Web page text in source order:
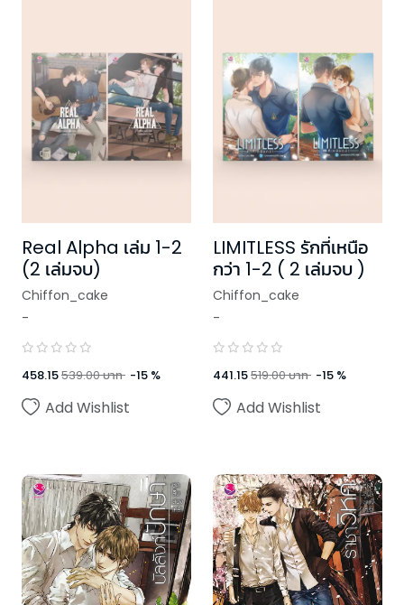
Real Alpha เล่ม 1-2
(2 เล่มจบ)
Chiffon_cake
-
458.15539.00บาท -15 %
Add Wishlist
LIMITLESS รักที่เหนือ
กว่า 1-2 ( 2 เล่มจบ )
Chiffon_cake
-
441.15519.00บาท -15 %
Add Wishlist